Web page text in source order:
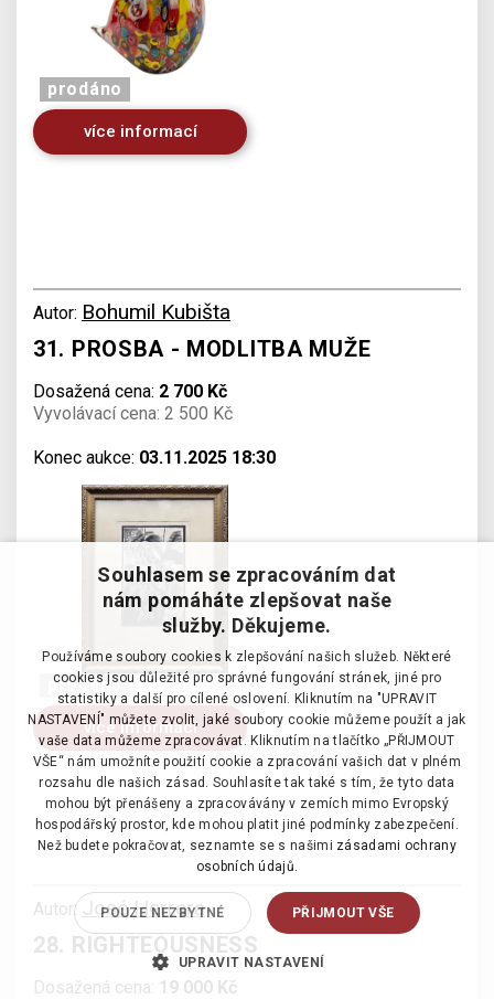
prodáno
více informací
Autor: Bohumil Kubišta
31. PROSBA - MODLITBA MUŽE
Dosažená cena: 2 700 Kč
Vyvolávací cena: 2 500 Kč
Konec aukce: 03.11.2025 18:30
prodáno
více informací
Autor: José Herrera
28. RIGHTEOUSNESS
Dosažená cena: 19 000 Kč
Souhlasem se zpracováním dat
nám pomáháte zlepšovat naše
služby. Děkujeme.
Používáme soubory cookies k zlepšování našich služeb. Některé
cookies jsou důležité pro správné fungování stránek, jiné pro
statistiky a další pro cílené oslovení. Kliknutím na "UPRAVIT
NASTAVENÍ" můžete zvolit, jaké soubory cookie můžeme použít a jak
vaše data můžeme zpracovávat. Kliknutím na tlačítko „PŘIJMOUT
VŠE“ nám umožníte použití cookie a zpracování vašich dat v plném
rozsahu dle našich zásad. Souhlasíte tak také s tím, že tyto data
mohou být přenášeny a zpracovávány v zemích mimo Evropský
hospodářský prostor, kde mohou platit jiné podmínky zabezpečení.
Než budete pokračovat, seznamte se s našimi zásadami ochrany
osobních údajů.
PŘIJMOUT VŠE
POUZE NEZBYTNÉ
UPRAVIT NASTAVENÍ